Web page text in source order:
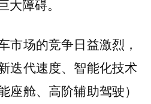
障碍。
市场的竞争日益激烈，
迭代速度、智能化技术
座舱、高阶辅助驾驶）